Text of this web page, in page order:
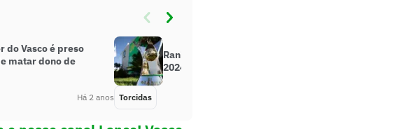
do Vasco é preso
matar dono de
Há 2 anos
Ranking de público do Brasileirão
2024: veja a posição do seu time
Torcidas